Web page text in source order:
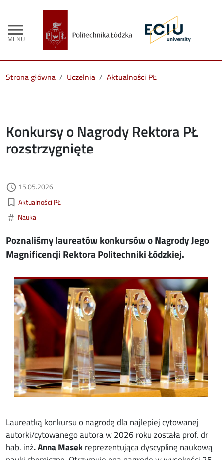
menu
MENU
Strona główna Uczelnia Aktualności PŁ
Konkursy o Nagrody Rektora PŁ
rozstrzygnięte
access_time Data dodania
15.05.2026
bookmark_border Kategorie aktualności
Aktualności PŁ
# Nauka
Poznaliśmy laureatów konkursów o Nagrody Jego
Magnificencji Rektora Politechniki Łódzkiej.
Image
Laureatką konkursu o nagrodę dla najlepiej cytowanej
autorki/cytowanego autora w 2026 roku została prof. dr
hab. inż. Anna Masekreprezentująca dyscyplinę naukową